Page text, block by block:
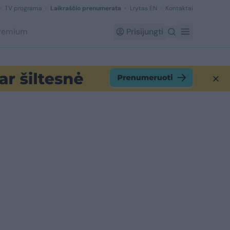
TV programa Laikraščio prenumerata Lrytas EN Kontaktai
Prisijungti